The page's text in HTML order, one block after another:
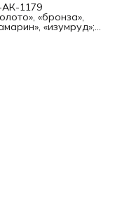
АК-1179
«бронза»,
«изумруд»;
от цвета подложки,
блеском, высокой
различных
керамики,
и пластика,